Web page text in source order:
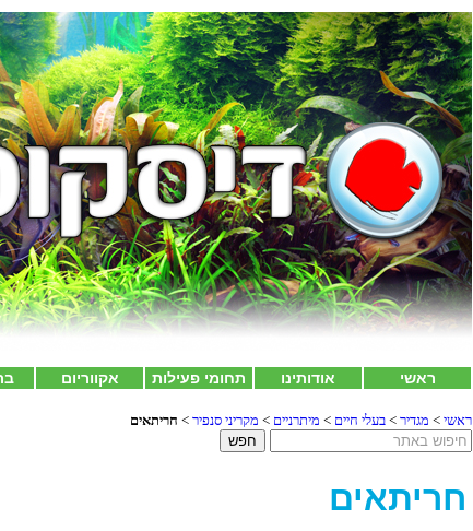
ראשי אודותינו תחומי פעילות אקווריום
ראשי > מגדיר > בעלי חיים > מיתרניים > מקריני סנפיר > חריתאים
חריתאים